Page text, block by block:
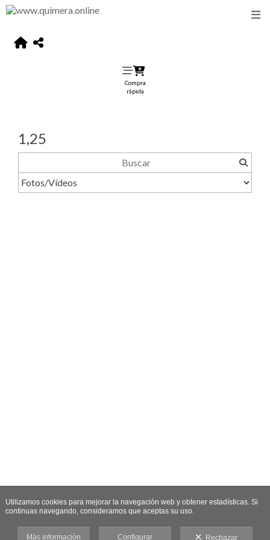
Compra
rápida
1,25
Utilizamos cookies para mejorar la navegación web y obtener estadísticas. Si
continuas navegando, consideramos que aceptas su uso.
Más información Configurar Rechazar